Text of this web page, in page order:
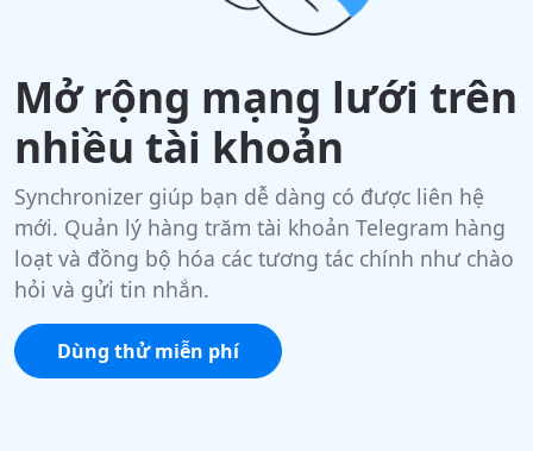
Mở rộng mạng lưới trên
nhiều tài khoản
Synchronizer giúp bạn dễ dàng có được liên hệ
mới. Quản lý hàng trăm tài khoản Telegram hàng
loạt và đồng bộ hóa các tương tác chính như chào
hỏi và gửi tin nhắn.
Dùng thử miễn phí